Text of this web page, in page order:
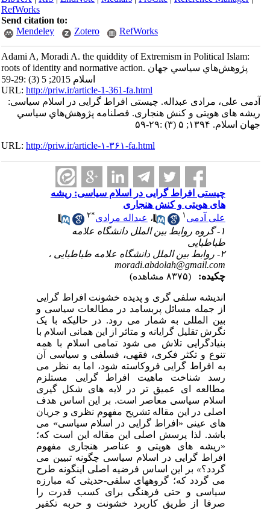
RefWorks
Send citation to:
Mendeley
Zotero RefWorks
Adami A, Moradi A. the quiddity of Extremism in Political Islam:
roots of identity and normative action. پژوهش‌هاي سياسي جهان
اسلام 2015; 5 (3) :29-59
URL:http://priw.ir/article-1-361-fa.html
آدمی علی، مرادی عبداله. چیستی افراط گرایی در اسلام سیاسی:
ریشه های هویتی و کنش هنجاری. فصلنامه پژوهش‌هاي سياسي
جهان اسلام. ۱۳۹۴; ۵ (۳) :۲۹-۵۹
URL:http://priw.ir/article-۱-۳۶۱-fa.html
چیستی افراط گرایی در اسلام سیاسی: ریشه
های هویتی و کنش هنجاری
علی آدمی
،عبداله مرادی* ۲
۱- گروه روابط بین الملل دانشگاه علامه
طباطبایی
moradi.abdolah@gmail.com
چکیده:
اندیشه سلفی گری و پدیده خشونت افراط گرایی
از جمله مسائل پربسامد در مطالعات سیاسی و
بین المللی به شمار می رود. در حالیکه با یک
نگرش تقلیل گرایانه و متاثر از این همانی اسلام با
بنیادگرایی تلاش می شود تمامی اسلام با همه
تنوع و تکثر فکری، فقهی، فسلفی و سیاسی آن
به افراط گرایی فروکاسته شود، اما به نظر می
رسد شناخت ماهیت افراط گرایی مستلزم
مطالعه ای عمیق تر در لایه های شکل گیری
اسلام سیاسی معاصر است. بر این اساس هدف
اصلی در این مقاله تشریح مفهوم نظری و جریان
های عینی «افراط گرایی در اسلام سیاسی» می
باشد. لذا پرسش اصلی این مقاله این است که؛
«ریشه های هویتی و عناصر هنجاری مفهوم
افراط گرایی در اسلام سیاسی چگونه تبیین می
گردد؟»بر این اساس فرضیه اصلی اینگونه طرح
می گردد که؛ گروههای سلفی-حدیثی که مبارزه
سیاسی و حتی فرهنگی برای کسب قدرت را
صرفا از طریق کاربرد خشونت و حربه تکفیر